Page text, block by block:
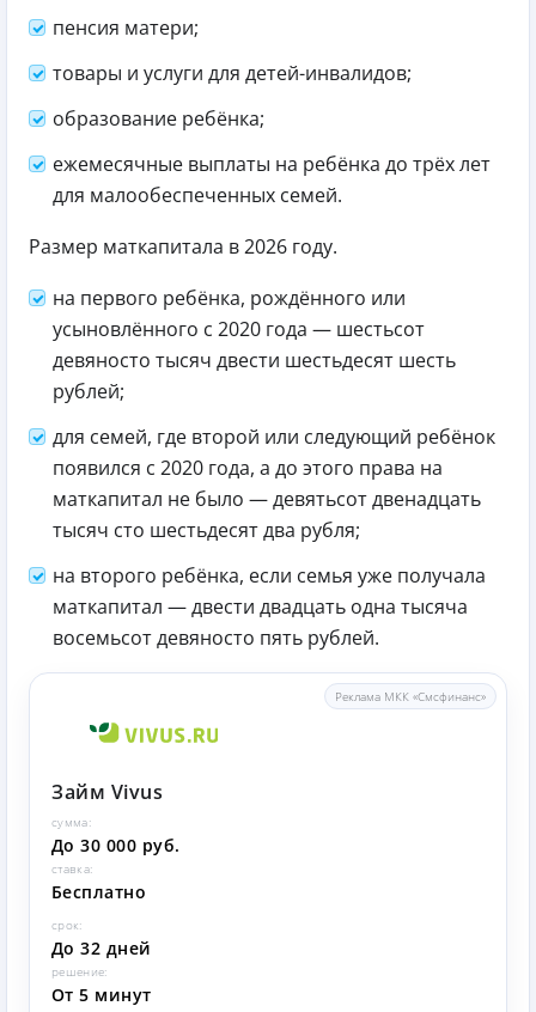
пенсия матери;
товары и услуги для детей-инвалидов;
образование ребёнка;
ежемесячные выплаты на ребёнка до трёх лет
для малообеспеченных семей.
Размер маткапитала в 2026 году.
на первого ребёнка, рождённого или
усыновлённого с 2020 года — шестьсот
девяносто тысяч двести шестьдесят шесть
рублей;
для семей, где второй или следующий ребёнок
появился с 2020 года, а до этого права на
маткапитал не было — девятьсот двенадцать
тысяч сто шестьдесят два рубля;
на второго ребёнка, если семья уже получала
маткапитал — двести двадцать одна тысяча
восемьсот девяносто пять рублей.
Реклама МКК «Смсфинанс»
Займ Vivus
сумма:
До 30 000 руб.
ставка:
Бесплатно
срок:
До 32 дней
решение:
От 5 минут